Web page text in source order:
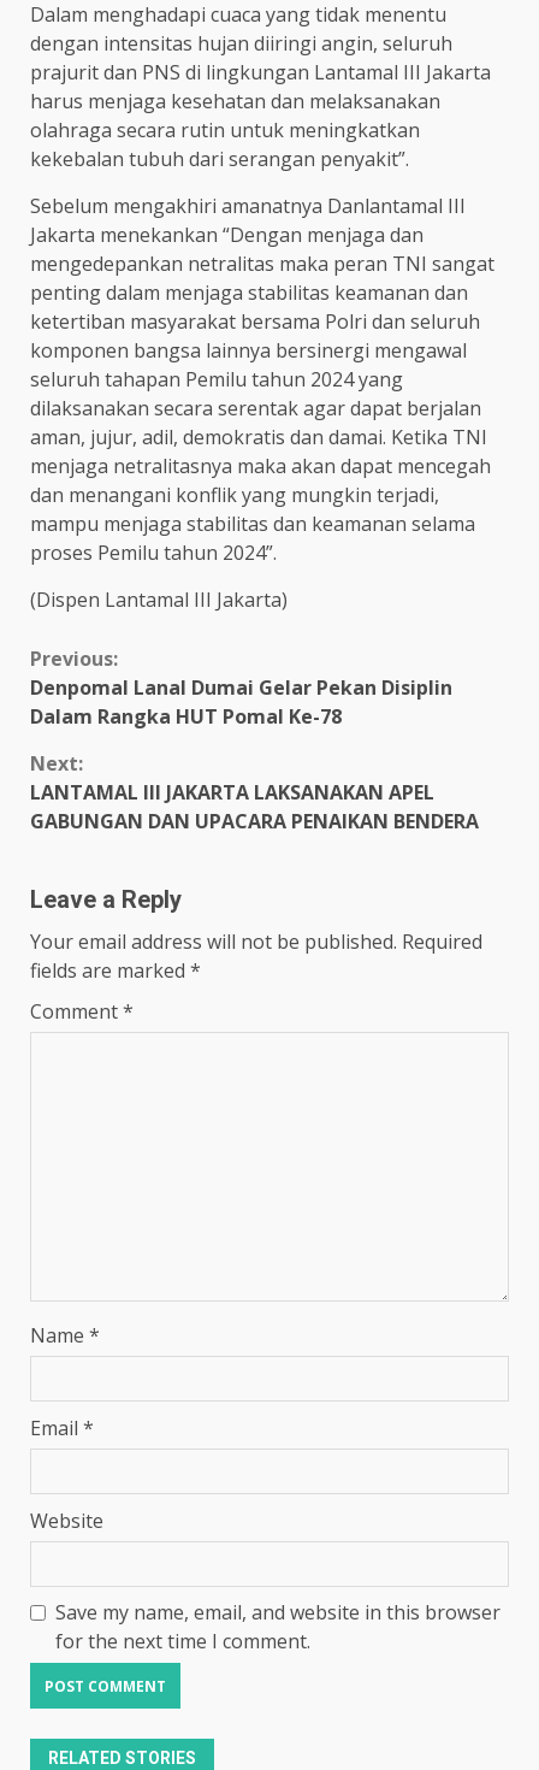
Dalam menghadapi cuaca yang tidak menentu
dengan intensitas hujan diiringi angin, seluruh
prajurit dan PNS di lingkungan Lantamal III Jakarta
harus menjaga kesehatan dan melaksanakan
olahraga secara rutin untuk meningkatkan
kekebalan tubuh dari serangan penyakit”.
Sebelum mengakhiri amanatnya Danlantamal III
Jakarta menekankan “Dengan menjaga dan
mengedepankan netralitas maka peran TNI sangat
penting dalam menjaga stabilitas keamanan dan
ketertiban masyarakat bersama Polri dan seluruh
komponen bangsa lainnya bersinergi mengawal
seluruh tahapan Pemilu tahun 2024 yang
dilaksanakan secara serentak agar dapat berjalan
aman, jujur, adil, demokratis dan damai. Ketika TNI
menjaga netralitasnya maka akan dapat mencegah
dan menangani konflik yang mungkin terjadi,
mampu menjaga stabilitas dan keamanan selama
proses Pemilu tahun 2024”.
(Dispen Lantamal III Jakarta)
Continue
Reading
Previous:
Denpomal Lanal Dumai Gelar Pekan Disiplin
Dalam Rangka HUT Pomal Ke-78
Next:
LANTAMAL III JAKARTA LAKSANAKAN APEL
GABUNGAN DAN UPACARA PENAIKAN BENDERA
Leave a Reply
Your email address will not be published. Required
fields are marked *
Comment*
Name *
Email *
Website
Save my name, email, and website in this browser
for the next time I comment.
RELATED STORIES